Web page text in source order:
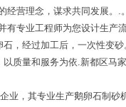
营理念，谋求共同发展。.。
专业工程师为您设计生产
，经过加工后，一次性变
质量和服务为依.新都区马
业，其专业生产鹅卵石制砂